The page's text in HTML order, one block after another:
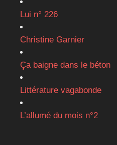
Lui n° 226
Christine Garnier
Ça baigne dans le béton
Littérature vagabonde
L’allumé du mois n°2